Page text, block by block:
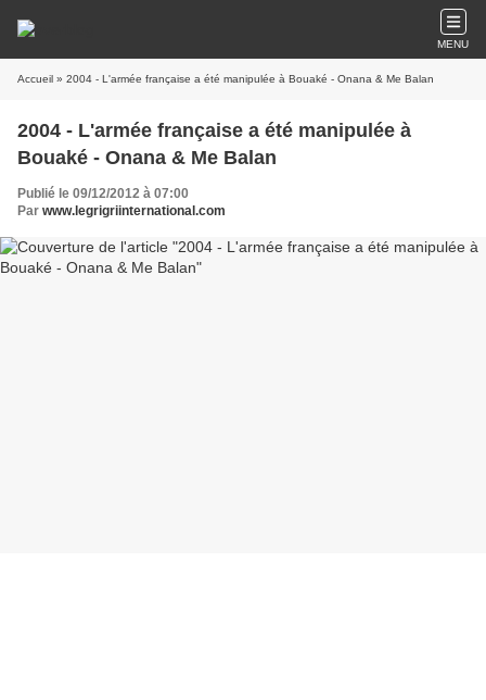
MENU
Accueil » 2004 - L'armée française a été manipulée à Bouaké - Onana & Me Balan
2004 - L'armée française a été manipulée à
Bouaké - Onana & Me Balan
Publié le 09/12/2012 à 07:00
Par www.legrigriinternational.com